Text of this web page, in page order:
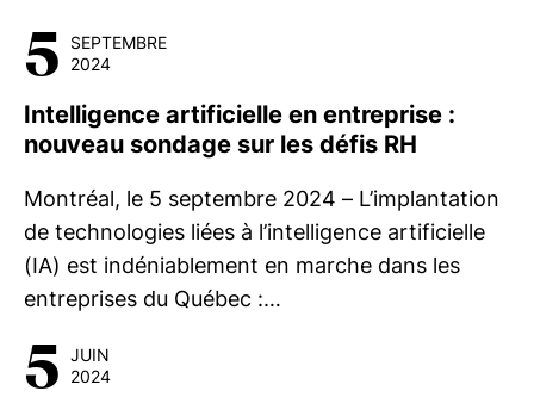
5
SEPTEMBRE
2024
Intelligence artificielle en entreprise :
nouveau sondage sur les défis RH
Montréal, le 5 septembre 2024 – L’implantation
de technologies liées à l’intelligence artificielle
(IA) est indéniablement en marche dans les
entreprises du Québec :…
5 JUIN
2024